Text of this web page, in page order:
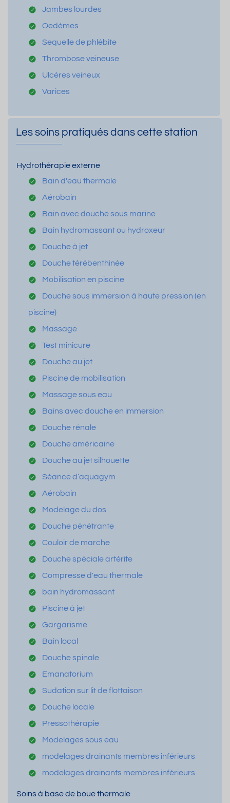
Jambes lourdes
Oedèmes
Sequelle de phlébite
Thrombose veineuse
Ulcères veineux
Varices
Les soins pratiqués dans cette station
Hydrothérapie externe
Bain d'eau thermale
Aérobain
Bain avec douche sous marine
Bain hydromassant ou hydroxeur
Douche à jet
Douche térébenthinée
Mobilisation en piscine
Douche sous immersion à haute pression (en
piscine)
Massage
Test minicure
Douche au jet
Piscine de mobilisation
Massage sous eau
Bains avec douche en immersion
Douche rénale
Douche américaine
Douche au jet silhouette
Séance d’aquagym
Aérobain
Modelage du dos
Douche pénétrante
Couloir de marche
Douche spéciale artérite
Compresse d'eau thermale
bain hydromassant
Piscine à jet
Gargarisme
Bain local
Douche spinale
Emanatorium
Sudation sur lit de flottaison
Douche locale
Pressothérapie
Modelages sous eau
modelages drainants membres inférieurs
modelages drainants membres inférieurs
Soins à base de boue thermale